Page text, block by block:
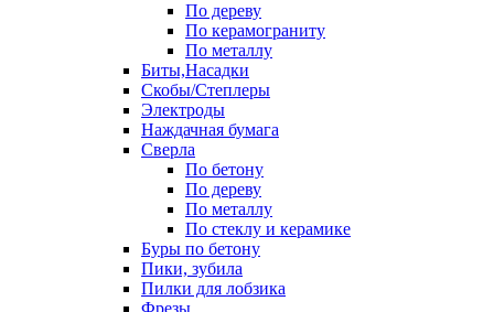
По дереву
По керамограниту
По металлу
Биты,Насадки
Скобы/Степлеры
Электроды
Наждачная бумага
Сверла
По бетону
По дереву
По металлу
По стеклу и керамике
Буры по бетону
Пики, зубила
Пилки для лобзика
Фрезы